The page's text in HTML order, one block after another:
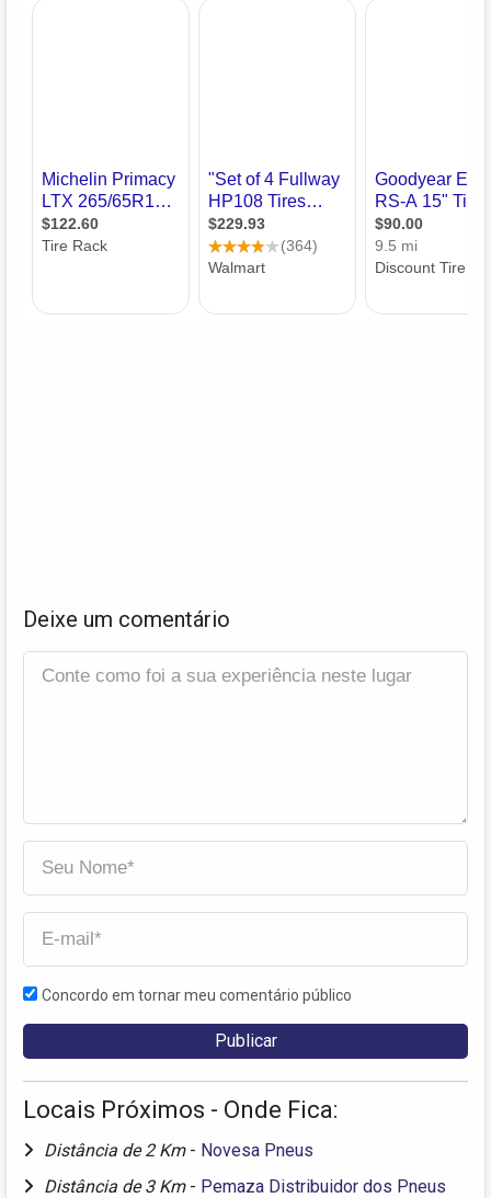
Deixe um comentário
Concordo em tornar meu comentário público
Locais Próximos - Onde Fica:
Distância de 2 Km - Novesa Pneus
Distância de 3 Km - Pemaza Distribuidor dos Pneus